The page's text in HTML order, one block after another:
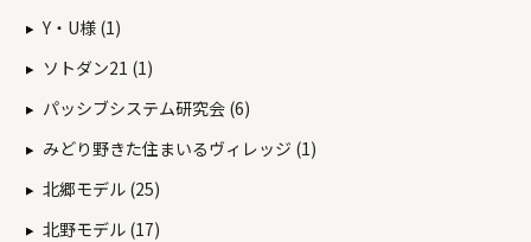
Y・U様 (1)
ソトダン21 (1)
パッシブシステム研究会 (6)
みどり野きた住まいるヴィレッジ (1)
北郷モデル (25)
北野モデル (17)